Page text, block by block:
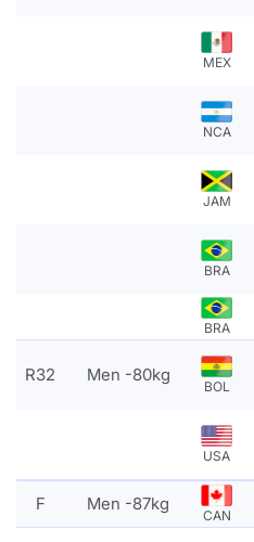
MEX
NCA
JAM
BRA
BRA
R32 Men -80kg
BOL
USA
F Men -87kg
CAN